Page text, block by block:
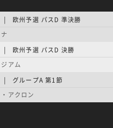
欧州予選 パスD 準決勝
欧州予選 パスD 決勝
アム
グループA 第1節
アクロン